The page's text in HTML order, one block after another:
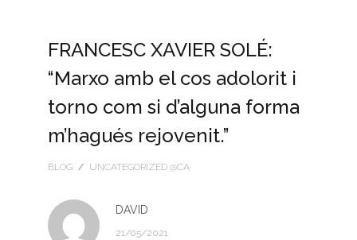
FRANCESC XAVIER SOLÉ:
“Marxo amb el cos adolorit i
torno com si d’alguna forma
m’hagués rejovenit.”
BLOG/ UNCATEGORIZED @CA
DAVID
21/05/2021